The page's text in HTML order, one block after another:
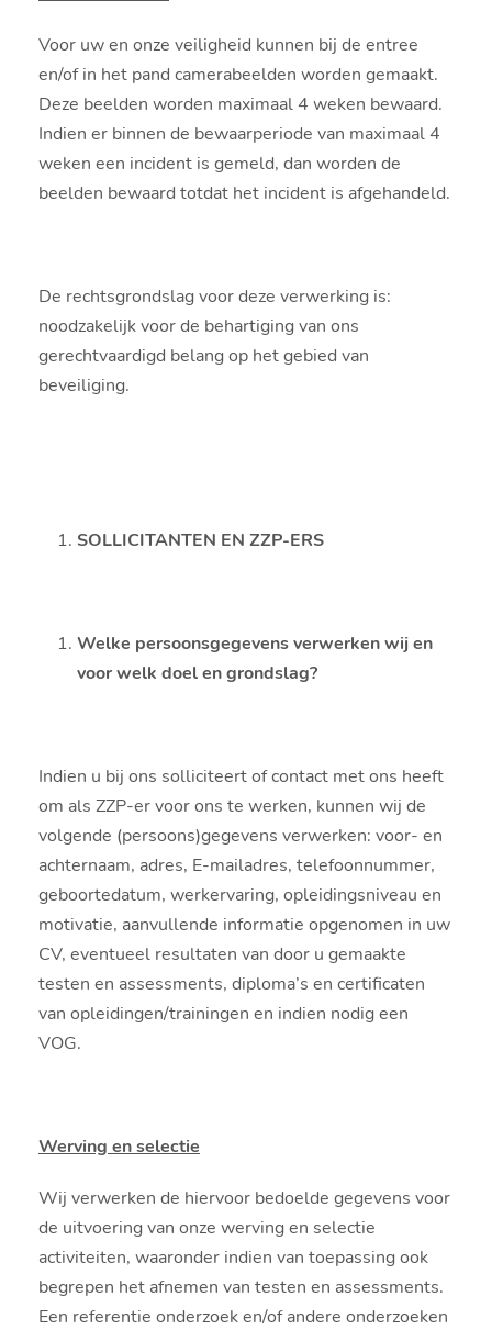
Voor uw en onze veiligheid kunnen bij de entree
en/of in het pand camerabeelden worden gemaakt.
Deze beelden worden maximaal 4 weken bewaard.
Indien er binnen de bewaarperiode van maximaal 4
weken een incident is gemeld, dan worden de
beelden bewaard totdat het incident is afgehandeld.
De rechtsgrondslag voor deze verwerking is:
noodzakelijk voor de behartiging van ons
gerechtvaardigd belang op het gebied van
beveiliging.
SOLLICITANTEN EN ZZP-ERS
Welke persoonsgegevens verwerken wij en
voor welk doel en grondslag?
Indien u bij ons solliciteert of contact met ons heeft
om als ZZP-er voor ons te werken, kunnen wij de
volgende (persoons)gegevens verwerken: voor- en
achternaam, adres, E-mailadres, telefoonnummer,
geboortedatum, werkervaring, opleidingsniveau en
motivatie, aanvullende informatie opgenomen in uw
CV, eventueel resultaten van door u gemaakte
testen en assessments, diploma’s en certificaten
van opleidingen/trainingen en indien nodig een
VOG.
Werving en selectie
Wij verwerken de hiervoor bedoelde gegevens voor
de uitvoering van onze werving en selectie
activiteiten, waaronder indien van toepassing ook
begrepen het afnemen van testen en assessments.
Een referentie onderzoek en/of andere onderzoeken